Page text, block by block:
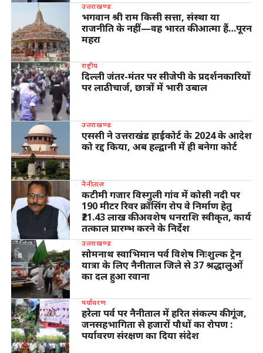
उत्तराखण्ड
भगवान श्री राम किसी सत्ता, संस्था या
राजनीति के नहीं—वह भारत की आत्मा हैं…पूरन
महरा
राष्ट्रीय
दिल्ली जंतर-मंतर पर सीजेपी के प्रदर्शनकारियों
पर लाठीचार्ज, छात्रों में भारी उबाल
उत्तराखण्ड
एससी ने उत्तराखंड हाईकोर्ट के 2024 के आदेश
को रद्द किया, अब हल्द्वानी में ही बनेगा कोर्ट
नैनीताल
कटीमी गजार विस्गुली गांव में कोसी नदी पर
190 मीटर रिवर क्रॉसिंग रोप वे निर्माण हेतु
₹21.43 लाख की अवशेष धनराशि स्वीकृत, कार्य
तत्काल प्रारम्भ करने के निर्देश
उत्तराखण्ड
सोमनाथ स्वाभिमान पर्व विशेष निःशुल्क ट्रेन
यात्रा के लिए नैनीताल जिले से 37 श्रद्धालुओं
का दल हुआ रवाना
पर्यावरण
हरेला पर्व पर नैनीताल में हरित संकल्प की गूंज,
जनसहभागिता से हजारों पौधों का रोपण :
पर्यावरण संरक्षण का दिया संदेश